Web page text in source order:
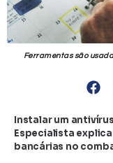
Ferramentas são
Instalar um
Especialista
bancárias no